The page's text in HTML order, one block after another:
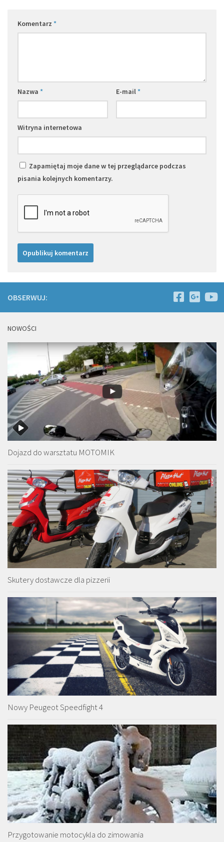
Komentarz *
Nazwa * E-mail*
Witryna internetowa
Zapamiętaj moje dane w tej przeglądarce podczas
pisania kolejnych komentarzy.
OBSERWUJ:
NOWOŚCI
Dojazd do warsztatu MOTOMIK
Skutery dostawcze dla pizzerii
Nowy Peugeot Speedfight 4
Przygotowanie motocykla do zimowania